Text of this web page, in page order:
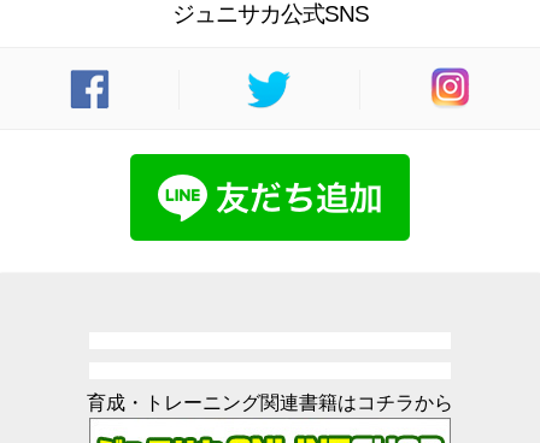
ジュニサカ公式SNS
育成・トレーニング関連書籍はコチラから